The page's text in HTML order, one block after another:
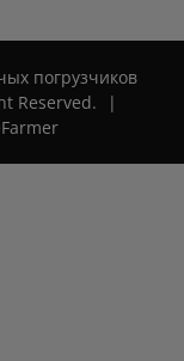
погрузчиков
Reserved.
|